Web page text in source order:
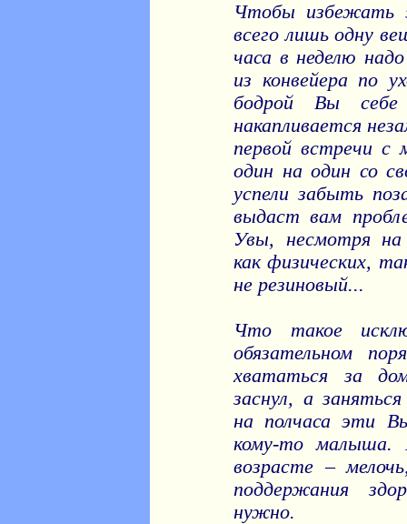
Чтобы избежать
всего лишь одну
часа в неделю
из конвейера по
бодрой Вы себе
накапливается
первой встречи
один на один со
успели забыть
выдаст вам
Увы, несмотря на
как физических,
не резиновый...
Что такое
обязательном
хвататься за
заснул, а
на полчаса эти
кому-то малыша.
возрасте –
поддержания
нужно.